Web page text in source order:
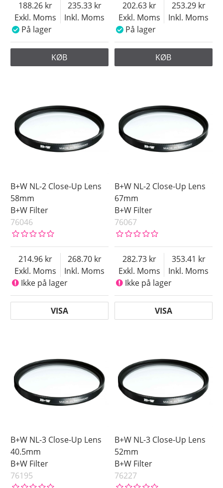
Exkl. Moms
188.26
Inkl. Moms
235.33
På lager
KØB
Exkl. Moms
202.63
Inkl. Moms
253.29
På lager
KØB
B+W NL-2 Close-Up Lens
58mm
B+W Filter
76046
Exkl. Moms
214.96
Inkl. Moms
268.70
Ikke på lager
VISA
B+W NL-2 Close-Up Lens
67mm
B+W Filter
76067
Exkl. Moms
282.73
Inkl. Moms
353.41
Ikke på lager
VISA
B+W NL-3 Close-Up Lens
40.5mm
B+W Filter
76195
B+W NL-3 Close-Up Lens
52mm
B+W Filter
76227